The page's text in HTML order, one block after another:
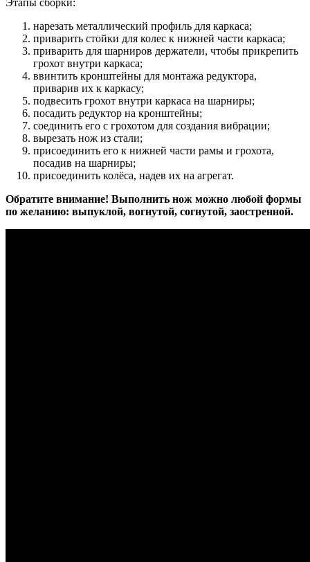
Этапы сборки:
нарезать металлический профиль для каркаса;
приварить стойки для колес к нижней части каркаса;
приварить для шарниров держатели, чтобы прикрепить
грохот внутри каркаса;
ввинтить кронштейны для монтажа редуктора,
приварив их к каркасу;
подвесить грохот внутри каркаса на шарниры;
посадить редуктор на кронштейны;
соединить его с грохотом для создания вибрации;
вырезать нож из стали;
присоединить его к нижней части рамы и грохота,
посадив на шарниры;
присоединить колёса, надев их на агрегат.
Обратите внимание! Выполнить нож можно любой формы
по желанию: выпуклой, вогнутой, согнутой, заостренной.